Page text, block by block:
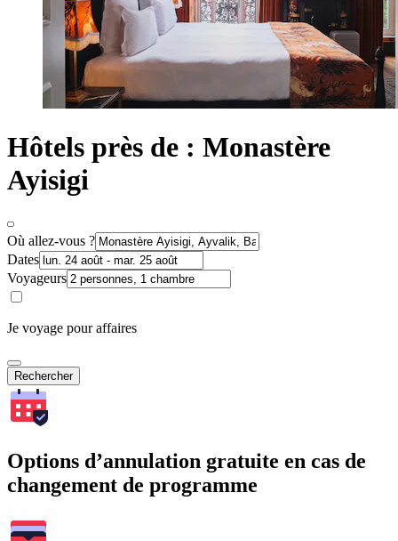
Hôtels près de : Monastère
Ayisigi
Où allez-vous ?
Dates
Voyageurs
Je voyage pour affaires
Rechercher
Options d’annulation gratuite en cas de
changement de programme